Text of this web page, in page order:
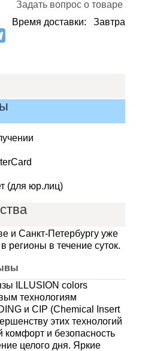
Задать вопрос о товаре
Время доставки: Завтра
руб.
(для юр.лиц)
12 месяцев
- без проблем.
оплаты
и Санкт-Петербургу уже
регионы в течение суток.
ILLUSION colors
технологиям
и CIP (Chemical Insert
этих технологий
комфорт и безопасность
целого дня. Яркие